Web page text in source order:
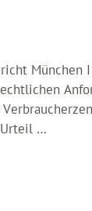
München
Urteil …